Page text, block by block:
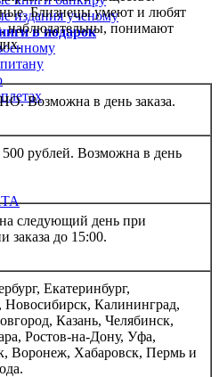
издания ученому
в подарок
Близнецы умеют и любят
наблюдательны, понимают
Возможна в день заказа.
рублей. Возможна в день
следующий день при
заказа до 15:00.
Екатеринбург,
Новосибирск, Калининград,
Казань, Челябинск,
Ростов-на-Дону, Уфа,
Воронеж, Хабаровск, Пермь и